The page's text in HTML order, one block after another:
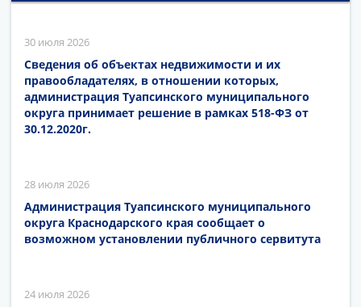
30 июля 2026
Сведения об объектах недвижимости и их
правообладателях, в отношении которых,
администрация Туапсинского муниципального
округа принимает решение в рамках 518-ФЗ от
30.12.2020г.
28 июля 2026
Администрация Туапсинского муниципального
округа Краснодарского края сообщает о
возможном установлении публичного сервитута
24 июля 2026